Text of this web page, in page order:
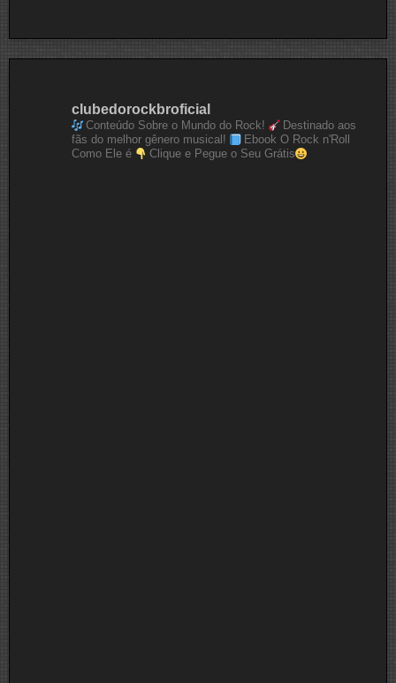
clubedorockbroficial
Conteúdo Sobre o Mundo do Rock!
Destinado aos
fãs do melhor gênero musical!
Ebook O Rock n'Roll
Como Ele é
Clique e Pegue o Seu Grátis